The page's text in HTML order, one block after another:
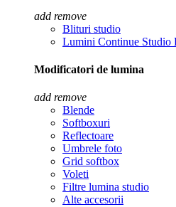
add remove
Blituri studio
Lumini Continue Studio
Modificatori de lumina
add remove
Blende
Softboxuri
Reflectoare
Umbrele foto
Grid softbox
Voleti
Filtre lumina studio
Alte accesorii